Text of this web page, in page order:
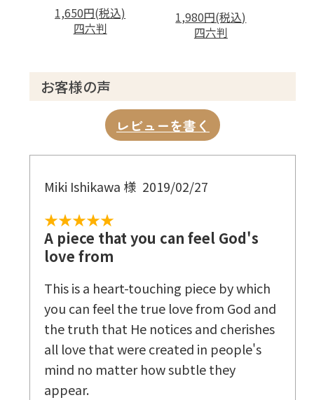
1,650円(税込)
四六判
1,980円(税込)
四六判
お客様の声
レビューを書く
Miki Ishikawa 様 2019/02/27
★★★★★
A piece that you can feel God's
love from
This is a heart-touching piece by which
you can feel the true love from God and
the truth that He notices and cherishes
all love that were created in people's
mind no matter how subtle they
appear.